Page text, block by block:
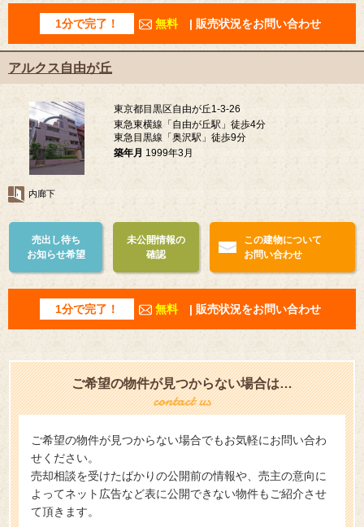
1分で完了！ 無料 | 販売状況をお問い合わせ
アルクス自由が丘
東京都目黒区自由が丘1-3-26
東急東横線「自由が丘駅」徒歩4分
東急目黒線「奥沢駅」徒歩9分
築年月 1999年3月
内廊下
売出し待ち
お知らせ希望
未公開情報の
確認
この建物について
お問い合わせ
1分で完了！ 無料 | 販売状況をお問い合わせ
ご希望の物件が見つからない場合は…
ご希望の物件が見つからない場合でもお気軽にお問い合わ
せください。
売却相談を受けたばかりの公開前の情報や、売主の意向に
よってネット広告など表に公開できない物件もご紹介させ
て頂きます。